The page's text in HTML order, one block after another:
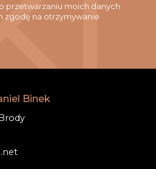
przetwarzaniu moich danych
zgodę na otrzymywanie
Binek